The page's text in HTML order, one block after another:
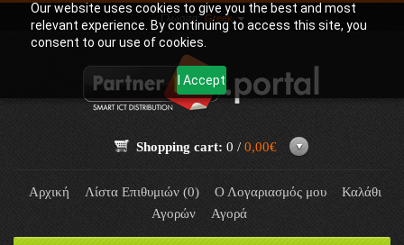
Our website uses cookies to give you the best and most
relevant experience. By continuing to access this site, you
consent to our use of cookies.
I Accept
Γλώσσα:Greek
Shopping cart: 0 / 0,00€
Αρχική Λίστα Επιθυμιών (0) Ο Λογαριασμός μου
Καλάθι
Αγορών
Αγορά